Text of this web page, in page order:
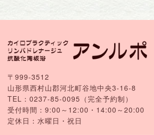
〒999-3512
山形県西村山郡河北町谷地中央3-16-8
TEL： 0237-85-0095 （完全予約制）
受付時間：9:00～12:00・14:00～20:00
定休日：水曜日・祝日